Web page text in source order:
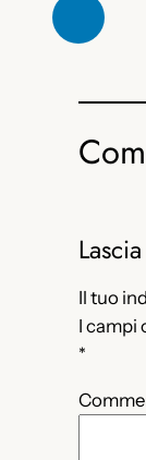
Il tuo
I campi
*